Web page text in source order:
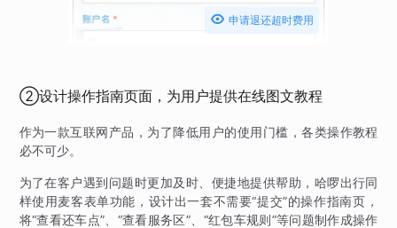
 申请退还超时费用
②设计操作指南页面，为用户提供在线图文教程
作为一款互联网产品，为了降低用户的使用门槛，各类操作教程
必不可少。
为了在客户遇到问题时更加及时、便捷地提供帮助，哈啰出行同
样使用麦客表单功能，设计出一套不需要“提交”的操作指南页，
将“查看还车点”、“查看服务区”、“红包车规则”等问题制作成操作